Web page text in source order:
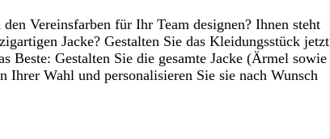
Vereinsfarben für Ihr Team designen? Ihnen steht
Jacke? Gestalten Sie das Kleidungsstück jetzt
Beste: Gestalten Sie die gesamte Jacke (Ärmel sowie
Ihrer Wahl und personalisieren Sie sie nach Wunsch